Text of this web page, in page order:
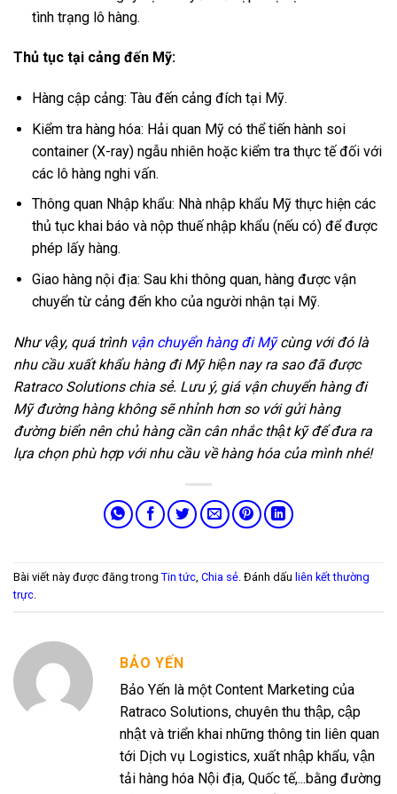
tình trạng lô hàng.
Thủ tục tại cảng đến Mỹ:
Hàng cập cảng: Tàu đến cảng đích tại Mỹ.
Kiểm tra hàng hóa: Hải quan Mỹ có thể tiến hành soi
container (X-ray) ngẫu nhiên hoặc kiểm tra thực tế đối với
các lô hàng nghi vấn.
Thông quan Nhập khẩu: Nhà nhập khẩu Mỹ thực hiện các
thủ tục khai báo và nộp thuế nhập khẩu (nếu có) để được
phép lấy hàng.
Giao hàng nội địa: Sau khi thông quan, hàng được vận
chuyển từ cảng đến kho của người nhận tại Mỹ.
Như vậy, quá trình vận chuyển hàng đi Mỹcùng với đó là
nhu cầu xuất khẩu hàng đi Mỹ hiện nay ra sao đã được
Ratraco Solutions chia sẻ. Lưu ý, giá vận chuyển hàng đi
Mỹ đường hàng không sẽ nhỉnh hơn so với gửi hàng
đường biển nên chủ hàng cần cân nhắc thật kỹ để đưa ra
lựa chọn phù hợp với nhu cầu về hàng hóa của mình nhé!
Bài viết này được đăng trong Tin tức, Chia sẻ. Đánh dấu liên kết thường
trực.
BẢO YẾN
Bảo Yến là một Content Marketing của
Ratraco Solutions, chuyên thu thập, cập
nhật và triển khai những thông tin liên quan
tới Dịch vụ Logistics, xuất nhập khẩu, vận
tải hàng hóa Nội địa, Quốc tế,...bằng đường